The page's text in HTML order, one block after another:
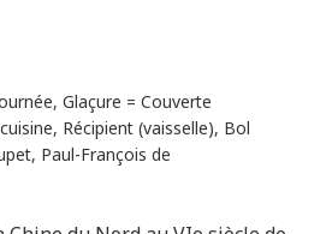
Glaçure = Couverte
Récipient (vaisselle), Bol
Paul-François de